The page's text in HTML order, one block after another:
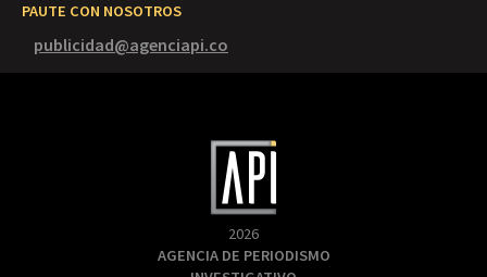
PAUTE CON NOSOTROS
publicidad@agenciapi.co
2026
AGENCIA DE PERIODISMO